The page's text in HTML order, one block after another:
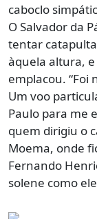
caboclo
O Salvador da
tentar
àquela altura,
emplacou. “Foi
Um voo
Paulo para me
quem dirigiu o
Moema, onde
Fernando
solene como